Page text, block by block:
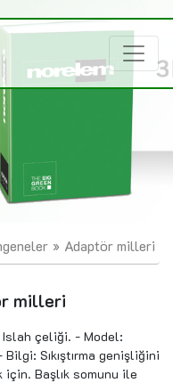
Adaptör milleri
milleri
Islah çeliği. - Model:
Bilgi: Sıkıştırma genişliğini
için. Başlık somunu ile